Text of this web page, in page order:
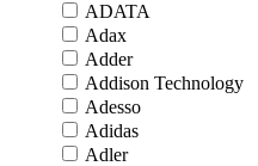
ADATA
Adax
Adder
Addison Technology
Adesso
Adidas
Adler